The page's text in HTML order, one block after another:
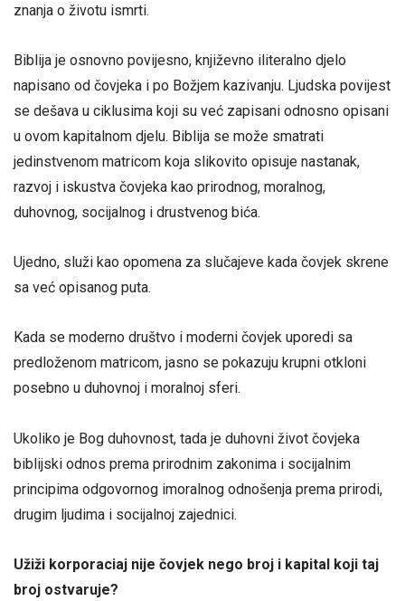
znanja o životu ismrti.
Biblija je osnovno povijesno, književno iliteralno djelo
napisano od čovjeka i po Božjem kazivanju. Ljudska povijest
se dešava u ciklusima koji su već zapisani odnosno opisani
u ovom kapitalnom djelu. Biblija se može smatrati
jedinstvenom matricom koja slikovito opisuje nastanak,
razvoj i iskustva čovjeka kao prirodnog, moralnog,
duhovnog, socijalnog i drustvenog bića.
Ujedno, služi kao opomena za slučajeve kada čovjek skrene
sa već opisanog puta.
Kada se moderno društvo i moderni čovjek uporedi sa
predloženom matricom, jasno se pokazuju krupni otkloni
posebno u duhovnoj i moralnoj sferi.
Ukoliko je Bog duhovnost, tada je duhovni život čovjeka
biblijski odnos prema prirodnim zakonima i socijalnim
principima odgovornog imoralnog odnošenja prema prirodi,
drugim ljudima i socijalnoj zajednici.
Užiži korporaciaj nije čovjek nego broj i kapital koji taj
broj ostvaruje?